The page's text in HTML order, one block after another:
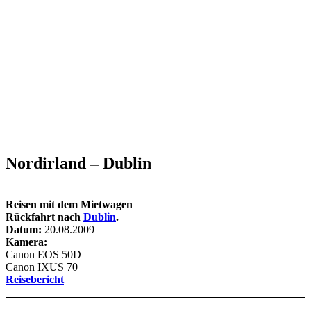
Nordirland – Dublin
Reisen mit dem Mietwagen
Rückfahrt nach Dublin.
Datum: 20.08.2009
Kamera:
Canon EOS 50D
Canon IXUS 70
Reisebericht